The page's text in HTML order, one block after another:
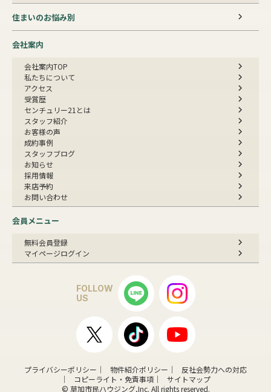
住まいのお悩み別
会社案内
会社案内TOP
私たちについて
アクセス
受賞歴
センチュリー21とは
スタッフ紹介
お客様の声
成約事例
スタッフブログ
お知らせ
採用情報
来店予約
お問い合わせ
会員メニュー
無料会員登録
マイページログイン
FOLLOW
US
プライバシーポリシー 物件紹介ポリシー
反社会勢力への対応
コピーライト・免責事項
サイトマップ
© 草加市民ハウジング,Inc. All rights reserved.